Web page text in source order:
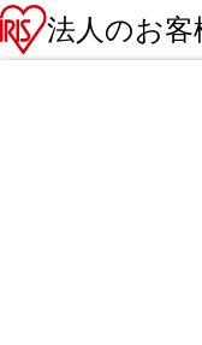
法人のお客